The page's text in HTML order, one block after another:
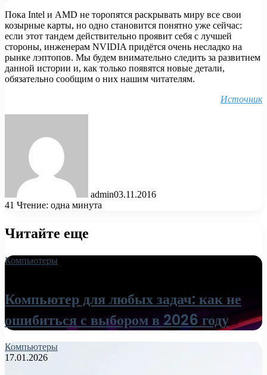
Пока Intel и AMD не торопятся раскрывать миру все свои
козырные карты, но одно становится понятно уже сейчас:
если этот тандем действительно проявит себя с лучшей
стороны, инженерам NVIDIA придётся очень несладко на
рынке лэптопов. Мы будем внимательно следить за развитием
данной истории и, как только появятся новые детали,
обязательно сообщим о них нашим читателям.
Источник
admin03.11.2016
41 Чтение: одна минута
Читайте еще
Компьютеры
Компьютер для любых задач: как не
ошибиться с выбором в 2026 году
Компьютеры
17.01.2026